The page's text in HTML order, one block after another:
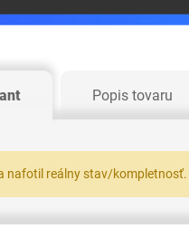
Popis tovaru
nafotil reálny stav/kompletnosť.